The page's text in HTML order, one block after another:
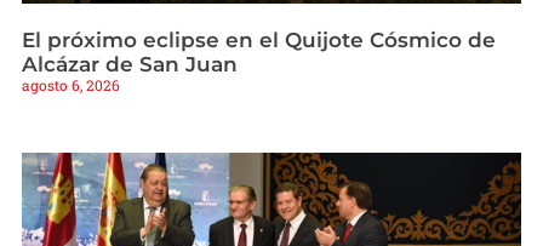
El próximo eclipse en el Quijote Cósmico de
Alcázar de San Juan
agosto 6, 2026